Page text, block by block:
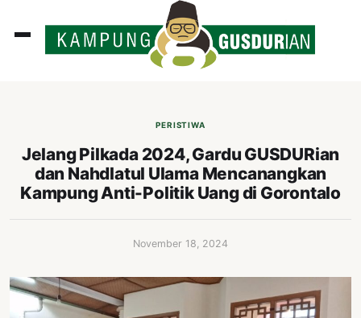
PERISTIWA
Jelang Pilkada 2024, Gardu GUSDURian
dan Nahdlatul Ulama Mencanangkan
Kampung Anti-Politik Uang di Gorontalo
November 18, 2024